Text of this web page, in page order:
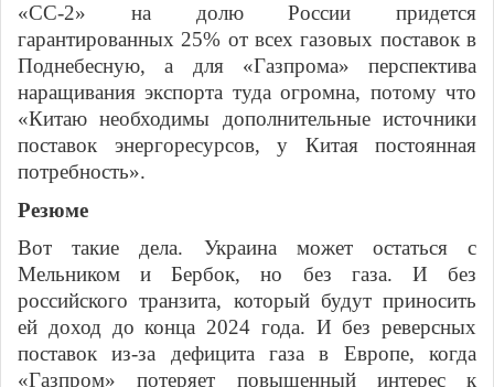
«СС-2» на долю России придется
гарантированных 25% от всех газовых поставок в
Поднебесную, а для «Газпрома» перспектива
наращивания экспорта туда огромна, потому что
«Китаю необходимы дополнительные источники
поставок энергоресурсов, у Китая постоянная
потребность».
Резюме
Вот такие дела. Украина может остаться с
Мельником и Бербок, но без газа. И без
российского транзита, который будут приносить
ей доход до конца 2024 года. И без реверсных
поставок из-за дефицита газа в Европе, когда
«Газпром» потеряет повышенный интерес к